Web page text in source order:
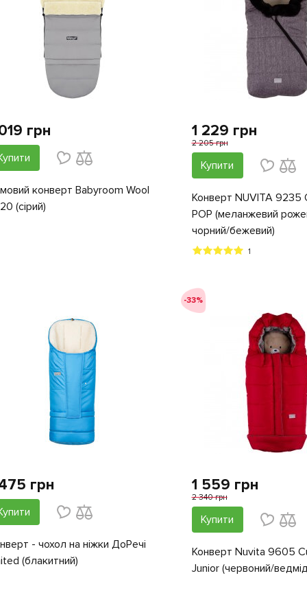
грн
конверт Babyroom Wool
(сірий)
1 229 грн
2 205 грн
Купити
Конверт NUVITA 9235
POP (меланжевий
чорний/бежевий)
1
грн
- чохол на ніжки ДоРечі
(блакитний)
-33%
1 559 грн
2 340 грн
Купити
Конверт Nuvita 9605
Junior (червоний/